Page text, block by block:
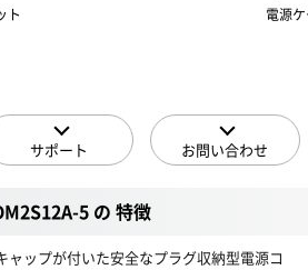
ト
電源
サポート お問い合わせ
5 の 特徴
ャップが付いた安全なプラグ収納型電源コ